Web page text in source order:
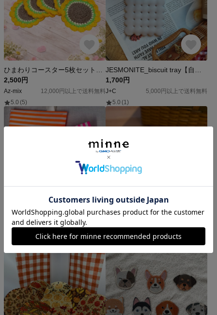
2,500円
Az-mix
12,000円以上で送料無料
5.0 (5)
1,700円
J+C
5,000円以上で送料無料
5.0 (1)
(4枚セット)ボーダーカラフルコースター
500円
admiᵕ̈ コースター 2枚セット◡̈*.。
550円
hinomino